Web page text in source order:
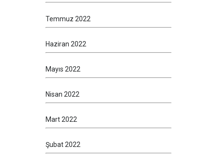
Temmuz 2022
Haziran 2022
Mayıs 2022
Nisan 2022
Mart 2022
Şubat 2022